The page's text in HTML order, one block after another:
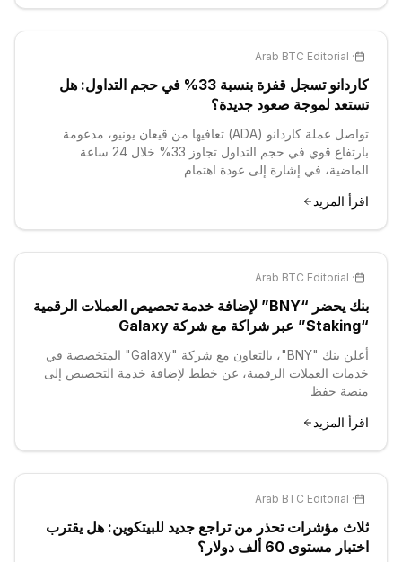
·
Arab BTC Editorial
كاردانو تسجل قفزة بنسبة 33% في حجم التداول: هل
تستعد لموجة صعود جديدة؟
تواصل عملة كاردانو (ADA) تعافيها من قيعان يونيو، مدعومة
بارتفاع قوي في حجم التداول تجاوز 33% خلال 24 ساعة
الماضية، في إشارة إلى عودة اهتمام
اقرأ المزيد
·
Arab BTC Editorial
بنك يحضر “BNY” لإضافة خدمة تحصيص العملات الرقمية
“Staking” عبر شراكة مع شركة Galaxy
أعلن بنك "BNY"، بالتعاون مع شركة "Galaxy" المتخصصة في
خدمات العملات الرقمية، عن خطط لإضافة خدمة التحصيص إلى
منصة حفظ
اقرأ المزيد
·
Arab BTC Editorial
ثلاث مؤشرات تحذر من تراجع جديد للبيتكوين: هل يقترب
اختبار مستوى 60 ألف دولار؟